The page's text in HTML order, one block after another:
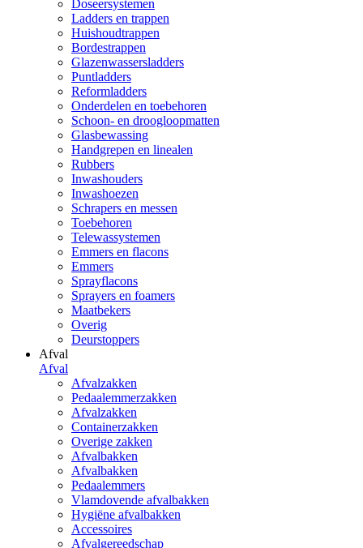
Doseersystemen
Ladders en trappen
Huishoudtrappen
Bordestrappen
Glazenwassersladders
Puntladders
Reformladders
Onderdelen en toebehoren
Schoon- en droogloopmatten
Glasbewassing
Handgrepen en linealen
Rubbers
Inwashouders
Inwashoezen
Schrapers en messen
Toebehoren
Telewassystemen
Emmers en flacons
Emmers
Sprayflacons
Sprayers en foamers
Maatbekers
Overig
Deurstoppers
Afval
Afval
Afvalzakken
Pedaalemmerzakken
Afvalzakken
Containerzakken
Overige zakken
Afvalbakken
Afvalbakken
Pedaalemmers
Vlamdovende afvalbakken
Hygiëne afvalbakken
Accessoires
Afvalgereedschap